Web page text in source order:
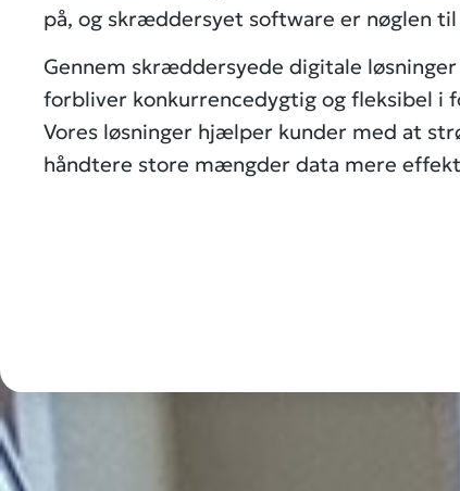
på, og skræddersyet software er nøglen
Gennem skræddersyede digitale
forbliver konkurrencedygtig og fleksibel i
Vores løsninger hjælper kunder med at
håndtere store mængder data mere